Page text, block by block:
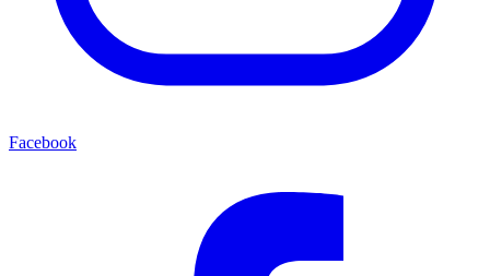
Facebook